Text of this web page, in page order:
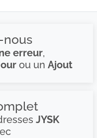
nous
erreur,
ou un Ajout
JYSK